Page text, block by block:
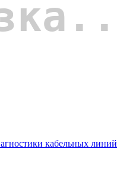
кабельных линий